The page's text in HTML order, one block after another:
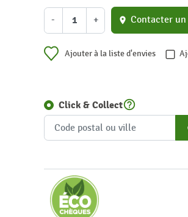
- + location_on Contacter un
Ajouter à la liste d'envies
Click & Collecthelp_outline